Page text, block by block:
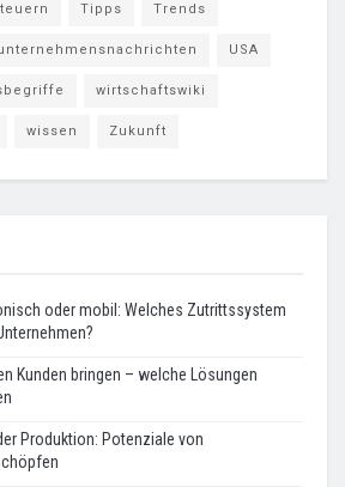
Tipps Trends
USA
wirtschaftswiki
wissen Zukunft
oder mobil: Welches Zutrittssystem
Kunden bringen – welche Lösungen
Produktion: Potenziale von